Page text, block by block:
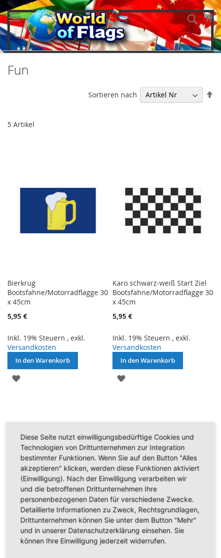
Direkt
zum
Inhalt
Fun
5 Artikel
Sortieren nach
Bierkrug
Bootsfahne/Motorradflagge 30
x 45cm
5,95 €
Inkl. 19% Steuern , exkl.
Versandkosten
In den Warenkorb
ZUR
Karo schwarz-weiß Start Ziel
Bootsfahne/Motorradflagge 30
x 45cm
5,95 €
Inkl. 19% Steuern ,exkl.
Versandkosten
In den Warenkorb
ZUR
Party Time Luftballons
Bootsfahne/Motorradflagge 30
x 45cm
Regenbogen
Bootsfahne/Motorradflagge 30
x 45cm
Diese Seite nutzt einwilligungsbedürftige Cookies und
Technologien von Drittunternehmen zur Integration
bestimmter Funktionen. Wenn Sie auf den Button "Alles
akzeptieren" klicken, werden diese Funktionen aktiviert
(Einwilligung). Nach der Einwilligung verarbeiten wir
und die betroffenen Drittunternehmen Ihre
personenbezogenen Daten für verschiedene Zwecke.
Detaillierte Informationen zu Zweck, Rechtsgrundlagen,
Drittunternehmen können Sie unter dem Button "Mehr"
und in unserer Datenschutzerklärung einsehen. Sie
können Ihre Einwilligung jederzeit widerrufen.